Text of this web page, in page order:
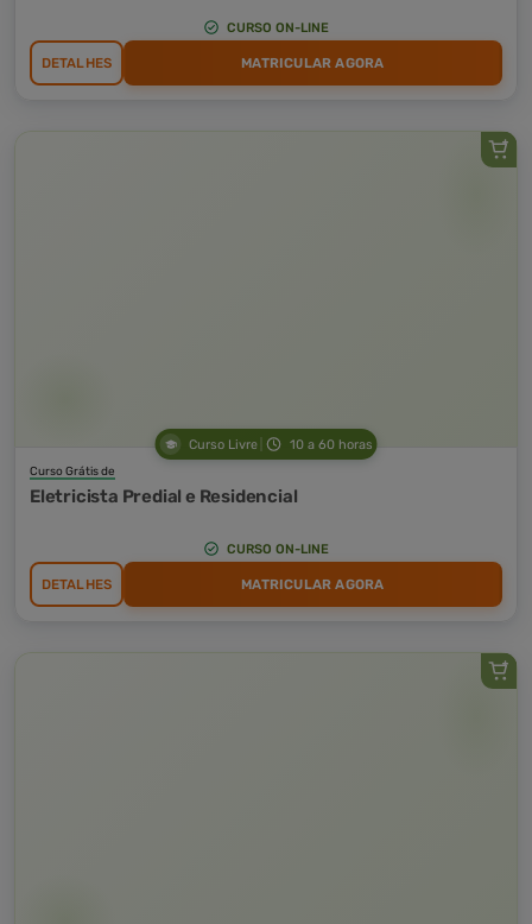
CURSO ON-LINE
DETALHES MATRICULAR AGORA
Curso Livre 10 a 60 horas
Curso Grátis de
Eletricista Predial e Residencial
CURSO ON-LINE
DETALHES MATRICULAR AGORA